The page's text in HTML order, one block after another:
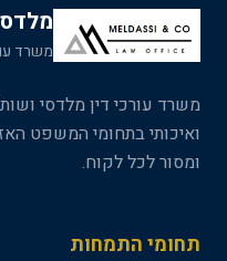
משרד
משרד עורכי דין מלדסי
ואיכותי בתחומי המשפט
ומסור לכל לקוח.
תחומי התמחות